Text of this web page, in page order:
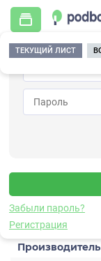
Забыли пароль?
Регистрация
ТЕКУЩИЙ ЛИСТ
Резервный
Производитель